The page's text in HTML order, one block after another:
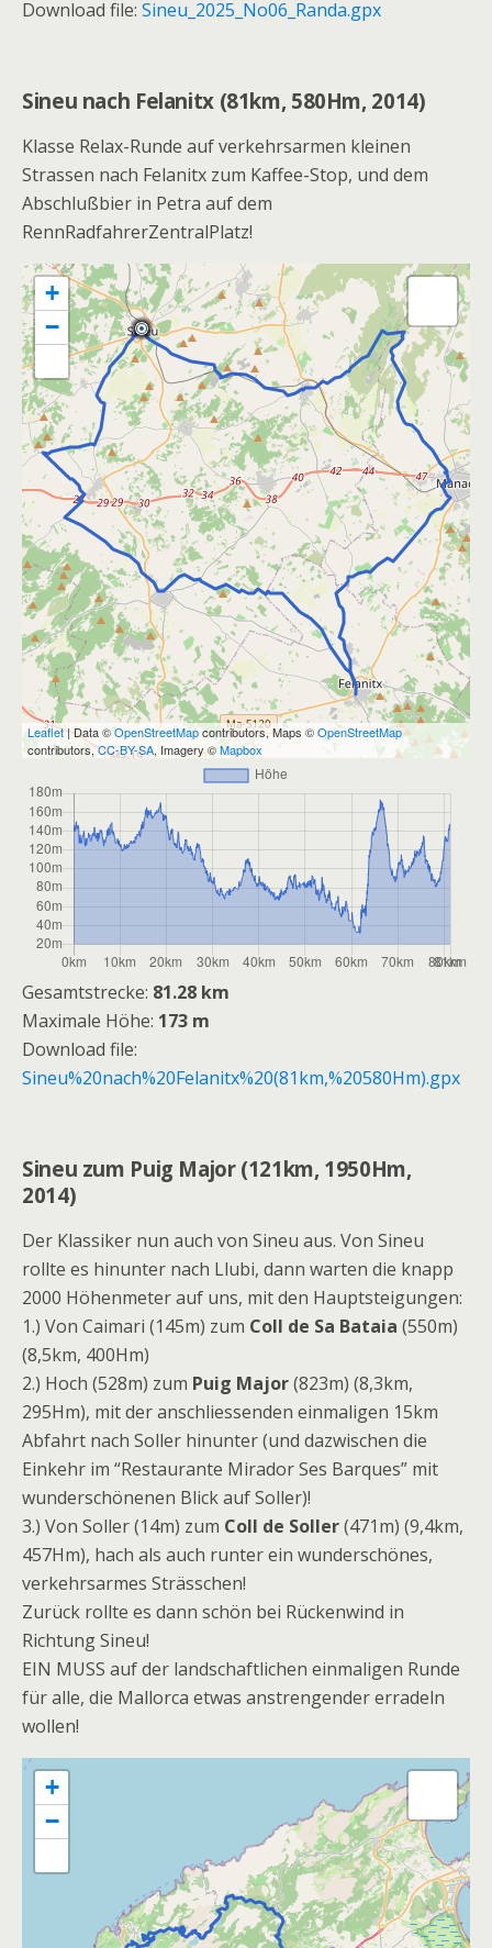
Download file: Sineu_2025_No06_Randa.gpx
Sineu nach Felanitx (81km, 580Hm, 2014)
Klasse Relax-Runde auf verkehrsarmen kleinen
Strassen nach Felanitx zum Kaffee-Stop, und dem
Abschlußbier in Petra auf dem
RennRadfahrerZentralPlatz!
+
−
Leaflet| Data ©OpenStreetMapcontributors, Maps ©OpenStreetMap
contributors,CC-BY-SA, Imagery ©Mapbox
Gesamtstrecke: 81.28 km
Maximale Höhe: 173 m
Download file:
Sineu%20nach%20Felanitx%20(81km,%20580Hm).gpx
Sineu zum Puig Major (121km, 1950Hm,
2014)
Der Klassiker nun auch von Sineu aus. Von Sineu
rollte es hinunter nach Llubi, dann warten die knapp
2000 Höhenmeter auf uns, mit den Hauptsteigungen:
1.) Von Caimari (145m) zum Coll de Sa Bataia (550m)
(8,5km, 400Hm)
2.) Hoch (528m) zum Puig Major(823m) (8,3km,
295Hm), mit der anschliessenden einmaligen 15km
Abfahrt nach Soller hinunter (und dazwischen die
Einkehr im “Restaurante Mirador Ses Barques” mit
wunderschönenen Blick auf Soller)!
3.) Von Soller (14m) zum Coll de Soller(471m) (9,4km,
457Hm), hach als auch runter ein wunderschönes,
verkehrsarmes Strässchen!
Zurück rollte es dann schön bei Rückenwind in
Richtung Sineu!
EIN MUSS auf der landschaftlichen einmaligen Runde
für alle, die Mallorca etwas anstrengender erradeln
wollen!
+
−